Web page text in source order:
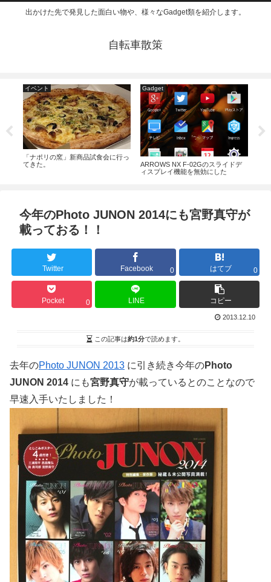
出かけた先で発見した面白い物や、様々なGadget類を紹介します。
自転車散策
イベント
「ナポリの窯」新商品試食会に行っ
てきた。
Gadget
ARROWS NX F-02Gのスライドデ
ィスプレイ機能を無効にした
今年のPhoto JUNON 2014にも宮野真守が
載っておる！！
Twitter Facebook 0 はてブ 0
Pocket 0 LINE コピー
2013.12.10
この記事は約1分で読めます。
去年のPhoto JUNON 2013 に引き続き今年のPhoto
JUNON 2014 にも宮野真守が載っているとのことなので
早速入手いたしました！